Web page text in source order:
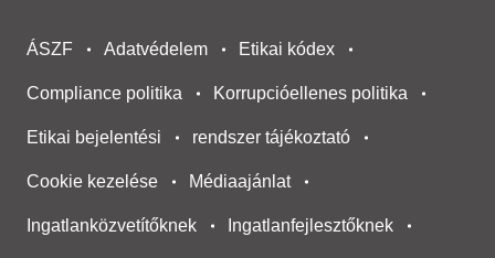
ÁSZF Adatvédelem Etikai kódex
Compliance politika Korrupcióellenes politika
Etikai bejelentési rendszer tájékoztató
Cookie kezelése Médiaajánlat
Ingatlanközvetítőknek Ingatlanfejlesztőknek